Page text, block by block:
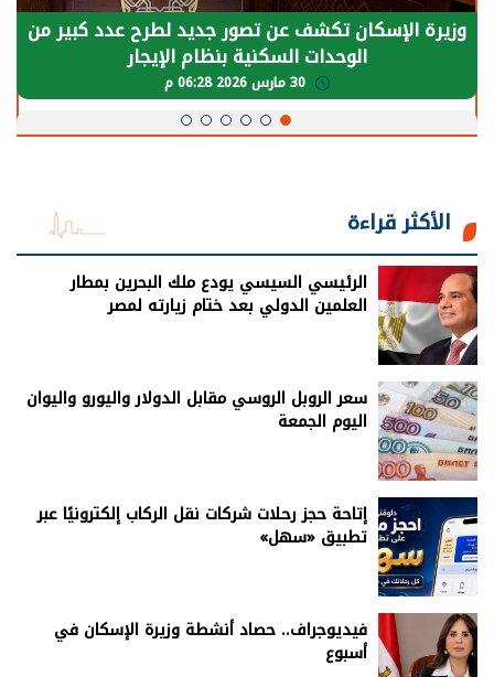
الرئيس السيسي: توقف الأنشطة في قطاع الطاقة
يحتاج إلى سنوات لعودة معدلات الإنتاج الطبيعية
الأكثر قراءة
الرئيسي السيسي يودع ملك البحرين بمطار
العلمين الدولي بعد ختام زيارته لمصر
سعر الروبل الروسي مقابل الدولار واليورو واليوان
اليوم الجمعة
إتاحة حجز رحلات شركات نقل الركاب إلكترونيًا عبر
تطبيق «سهل»
فيديوجراف.. حصاد أنشطة وزيرة الإسكان في
أسبوع